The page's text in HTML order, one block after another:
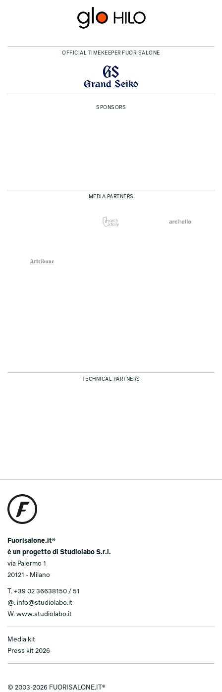
OFFICIAL TIMEKEEPER FUORISALONE
SPONSORS
MEDIA PARTNERS
TECHNICAL PARTNERS
Fuorisalone.it®
è un progetto di Studiolabo S.r.l.
via Palermo 1
20121 - Milano
T. +39 02 36638150 / 51
@. info@studiolabo.it
W. www.studiolabo.it
Media kit
Press kit 2026
© 2003-2026 FUORISALONE.IT®